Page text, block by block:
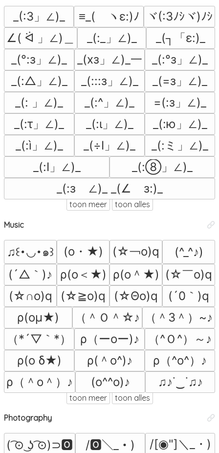
_(:3」∠)_ ≡_(ゝヽε:)ﾉ
ヾ(:3ﾉｼヾ)ﾉｼ
∠( ᐛ 」∠)＿
_(:_」∠)_
_(┐「ε:)_
_(°:з」∠)_
_(xз」∠)_一
_(:°з」∠)_
_(:△」∠)_
_(:::з」∠)_
_(=з」∠)_
_(: 」∠)_
_(:^」∠)_
=(:з」∠)_
_(:τ」∠)_
_(:ι」∠)_
_(:ю」∠)_
_(:ì」∠)_
_(÷Ι」∠)_
_(:ミ」∠)_
_(:Ⅰ」∠)_
_(:⑧」∠)_
_(:зゝ∠)_ _(∠ゝз:)_
toon meer toon alles
Music
♫꒰･◡･๑꒱ (o・★) (☆￢o)q
(^_^♪)
(´△｀)♪
ρ(o＜★) ρ(o＾★) (☆￣o)q
(☆∩o)q
(☆≧o)q (☆Θo)q
(´0｀)q
ρ(oμ★)
（＾Ｏ＾☆♪
（＾3＾）~♪
（*´▽｀*）
ρ（ーoー)♪
（^Ｏ^）～♪
ρ(o δ★)
ρ(＾o^)♪
ρ（^o^）♪
ρ（＾o＾）♪
(o^^o)♪ ♫♪˙‿˙♫♪
toon meer toon alles
Photography
( ͡⊙ ͜ʖ ͡⊙)⊃🅾 /🅾＼_・)
/[◉"]＼_・)